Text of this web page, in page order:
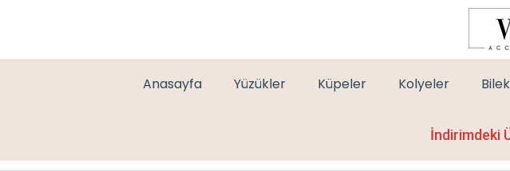
Anasayfa Yüzükler Küpeler Kolyeler
İndirimdeki